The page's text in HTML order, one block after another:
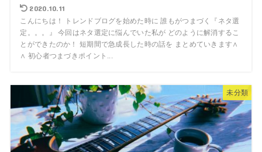
2020.10.11
こんにちは！ トレンドブログを始めた時に 誰もがつまづく『ネタ選
定。。。』 今回はネタ選定に悩んでいた私が どのように解消するこ
とができたのか！ 短期間で急成長した時の話を まとめていきます∧
∧ 初心者つまづきポイント...
未分類